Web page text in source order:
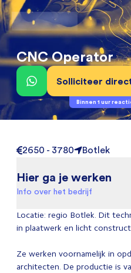
CNC Operator
Solliciteer
Binnen 1 uur
2650 - 3780 Botlek
Hier ga je werken
Info over het bedrijf
Locatie: regio Botlek. Dit
in plaatwerk en licht
Ze werken voornamelijk in
architecten. De productie is